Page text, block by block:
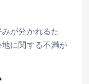
が分かれるた
に関する不満が